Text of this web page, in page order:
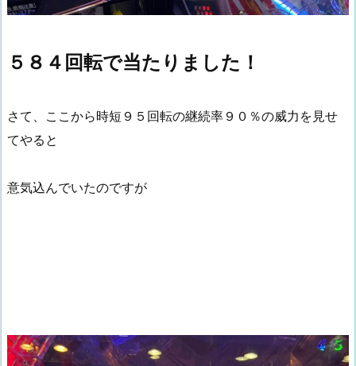
５８４回転で当たりました！
さて、ここから時短９５回転の継続率９０％の威力を見せ
てやると
意気込んでいたのですが